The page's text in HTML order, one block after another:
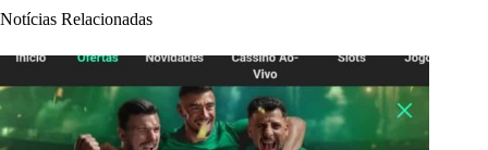
Notícias Relacionadas